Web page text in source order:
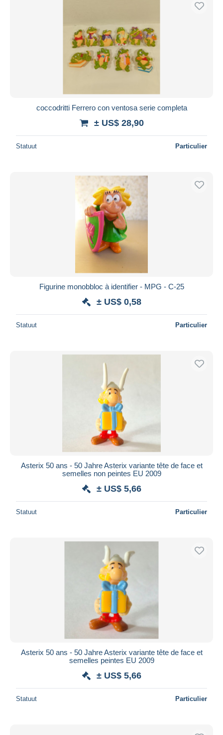
PayPal
Bankoverschrijving
Bancontact
iDeal
Maestro
Toepassen
coccodritti Ferrero con ventosa serie completa
± US$ 28,90
Statuut Particulier
Figurine monobbloc à identifier - MPG - C-25
± US$ 0,58
Statuut Particulier
Asterix 50 ans - 50 Jahre Asterix variante tête de face et
semelles non peintes EU 2009
± US$ 5,66
Statuut Particulier
Asterix 50 ans - 50 Jahre Asterix variante tête de face et
semelles peintes EU 2009
± US$ 5,66
Statuut Particulier